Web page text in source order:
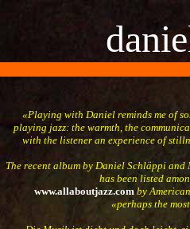
«Playing with Daniel reminds me of
playing jazz: the warmth, the
with the listener an experience of
The recent album by Daniel Schläppi and
has been listed
www.allaboutjazz.com by
«perhaps the